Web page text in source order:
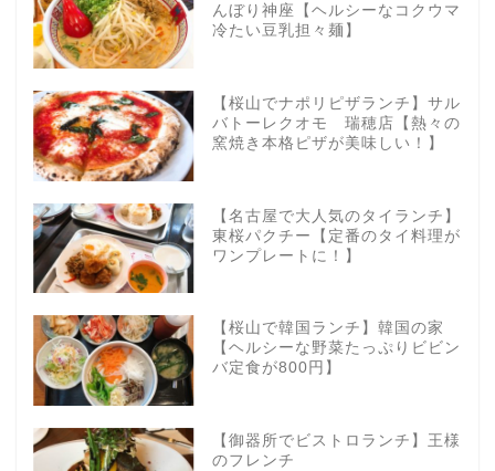
んぼり神座【ヘルシーなコクウマ
冷たい豆乳担々麺】
【桜山でナポリピザランチ】サル
バトーレクオモ 瑞穂店【熱々の
窯焼き本格ピザが美味しい！】
【名古屋で大人気のタイランチ】
東桜パクチー【定番のタイ料理が
ワンプレートに！】
【桜山で韓国ランチ】韓国の家
【ヘルシーな野菜たっぷりビビン
バ定食が800円】
【御器所でビストロランチ】王様
のフレンチ